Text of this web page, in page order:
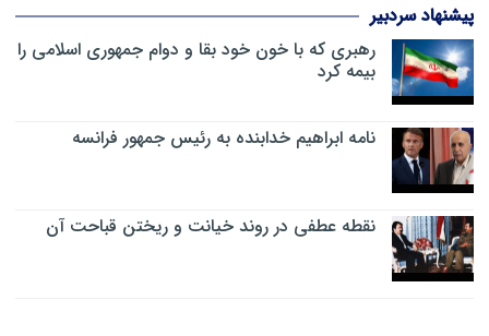
پیشنهاد سردبیر
رهبری که با خون خود بقا و دوام جمهوری اسلامی را
بیمه کرد
نامه ابراهیم خدابنده به رئیس جمهور فرانسه
نقطه عطفی در روند خیانت و ریختن قباحت آن